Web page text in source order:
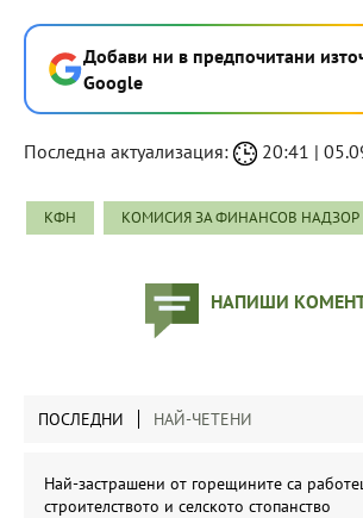
Добави ни в предпочитани
Google
Последна актуализация: 20:41 |
КФН КОМИСИЯ ЗА ФИНАНСОВ НАДЗОР
НАПИШИ
ПОСЛЕДНИ НАЙ-ЧЕТЕНИ
Най-застрашени от горещините са
строителството и селското стопанство